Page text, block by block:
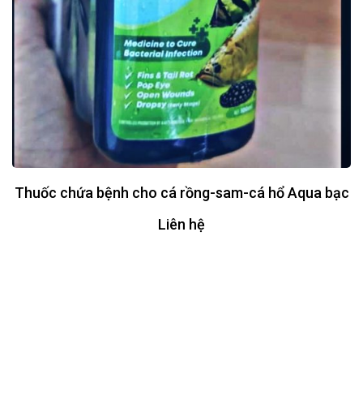
Thuốc chứa bệnh cho cá rồng-sam-cá hổ Aqua bạc
Liên hệ